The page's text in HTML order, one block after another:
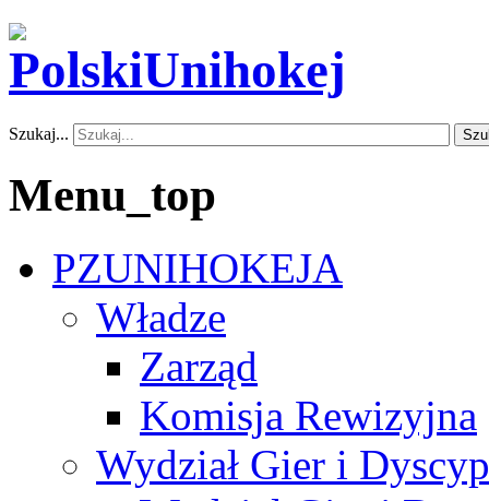
Szukaj...
Menu_top
PZUNIHOKEJA
Władze
Zarząd
Komisja Rewizyjna
Wydział Gier i